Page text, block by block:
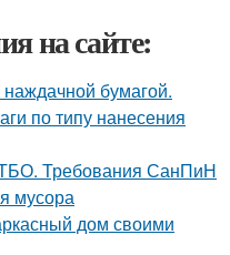
на сайте:
бумагой.
по типу нанесения
Требования СанПиН
мусора
дом своими